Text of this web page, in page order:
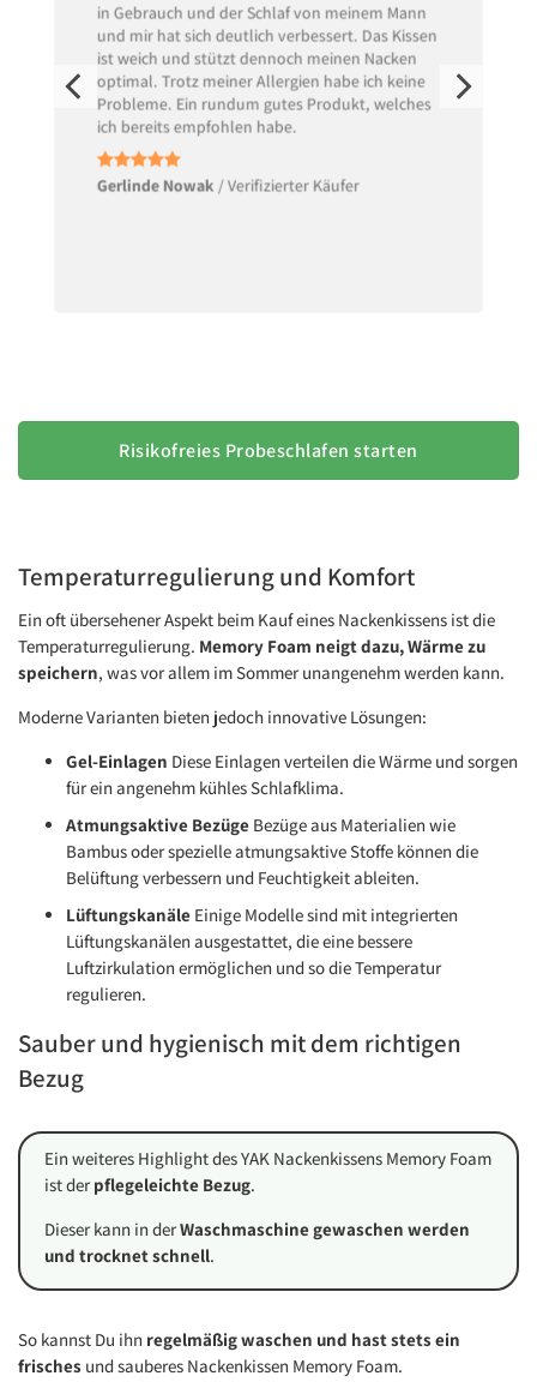
in Gebrauch und der Schlaf von meinem Mann
und mir hat sich deutlich verbessert. Das Kissen
ist weich und stützt dennoch meinen Nacken
optimal. Trotz meiner Allergien habe ich keine
Probleme. Ein rundum gutes Produkt, welches
ich bereits empfohlen habe.
Gerlinde Nowak /Verifizierter Käufer
Risikofreies Probeschlafen starten
Temperaturregulierung und Komfort
Ein oft übersehener Aspekt beim Kauf eines Nackenkissens ist die
Temperaturregulierung. Memory Foam neigt dazu, Wärme zu
speichern, was vor allem im Sommer unangenehm werden kann.
Moderne Varianten bieten jedoch innovative Lösungen:
Gel-Einlagen Diese Einlagen verteilen die Wärme und sorgen
für ein angenehm kühles Schlafklima.
Atmungsaktive Bezüge Bezüge aus Materialien wie
Bambus oder spezielle atmungsaktive Stoffe können die
Belüftung verbessern und Feuchtigkeit ableiten.
Lüftungskanäle Einige Modelle sind mit integrierten
Lüftungskanälen ausgestattet, die eine bessere
Luftzirkulation ermöglichen und so die Temperatur
regulieren.
Sauber und hygienisch mit dem richtigen
Bezug
Ein weiteres Highlight des YAK Nackenkissens Memory Foam
ist der pflegeleichte Bezug.
Dieser kann in derWaschmaschine gewaschen werden
und trocknet schnell.
So kannst Du ihn regelmäßig waschen und hast stets ein
frisches und sauberes Nackenkissen Memory Foam.